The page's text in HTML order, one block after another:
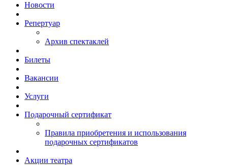
Новости
Репертуар
Архив спектаклей
Билеты
Вакансии
Услуги
Подарочный сертификат
Правила приобретения и использования
подарочных сертификатов
Акции театра